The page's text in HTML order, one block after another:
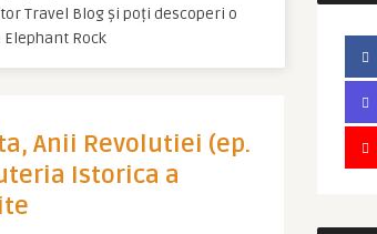
Travel Blog și poți descoperi o
Rock
Anii Revolutiei (ep.
Istorica a